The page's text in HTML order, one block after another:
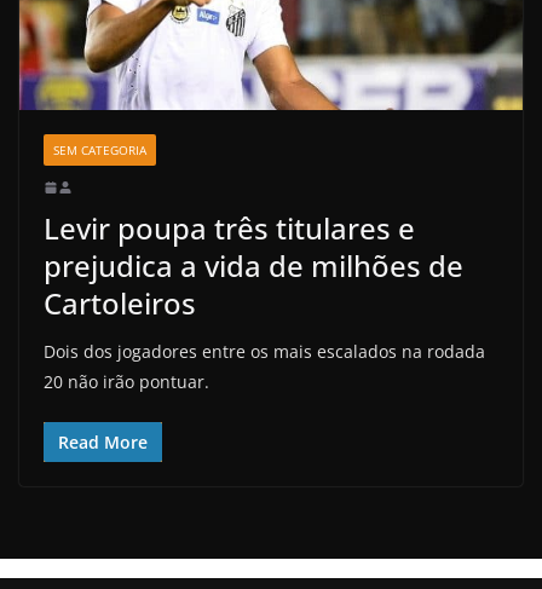
SEM CATEGORIA
Levir poupa três titulares e
prejudica a vida de milhões de
Cartoleiros
Dois dos jogadores entre os mais escalados na rodada
20 não irão pontuar.
Read More